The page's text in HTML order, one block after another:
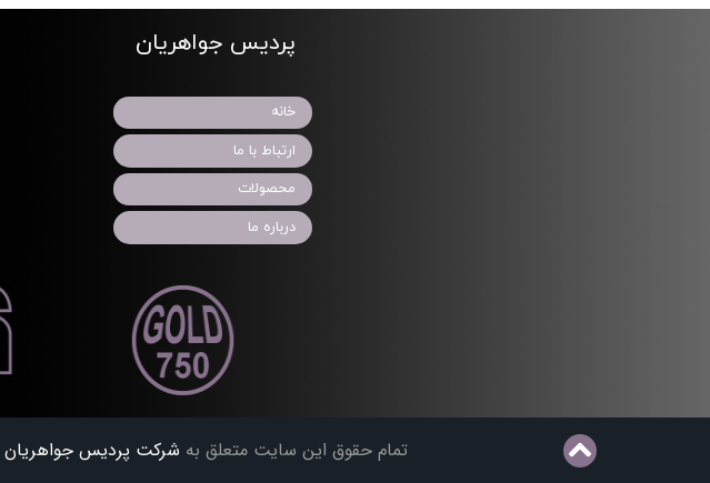
تمام حقوق این سایت متعلق به شرکت پردیس جواهریان
پردیس جواهریان
خانه
ارتباط با ما
محصولات
درباره ما